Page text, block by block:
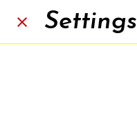
Settings